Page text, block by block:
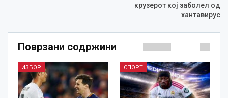
крузерот кој заболел од
хантавирус
Поврзани содржини
ИЗБОР СПОРТ